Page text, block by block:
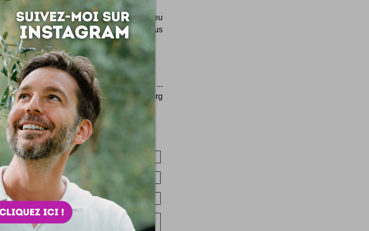
et sain ! Hop, je lance ce jour un petit jeu
webmasters en tous genres et de tous
chambre
poésie pour les plus petits d'entre nous ...
: les enfants, voyons. Ce bien joli Iceberg
camarade...